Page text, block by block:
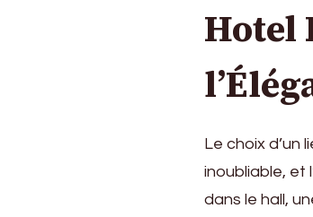
Hotel
Le choix d’un
inoubliable, et
dans le hall,